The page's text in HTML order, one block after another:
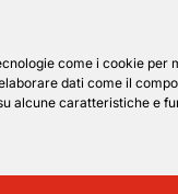
come i cookie
dati come il
alcune caratteristiche e